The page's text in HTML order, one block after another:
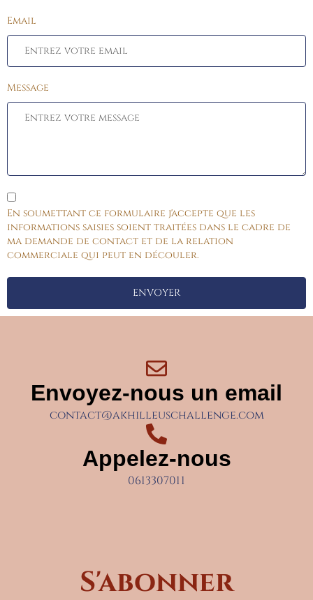
Email
Message
En soumettant ce formulaire j'accepte que les
informations saisies soient traitées dans le cadre de
ma demande de contact et de la relation
commerciale qui peut en découler.
ENVOYER
Envoyez-nous un email
contact@akhilleuschallenge.com
Appelez-nous
0613307011
S'abonner